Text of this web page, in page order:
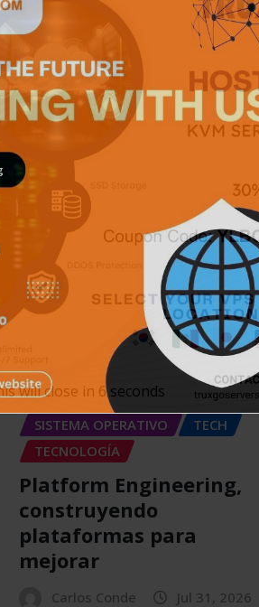
APPS GENERAL
RETRO
SIN CATEGORÍA
SISTEMA OPERATIVO
TECH
TECNOLOGÍA
Platform Engineering,
construyendo
plataformas para
mejorar
Carlos Conde Jul 31, 2026
will close in 5seconds